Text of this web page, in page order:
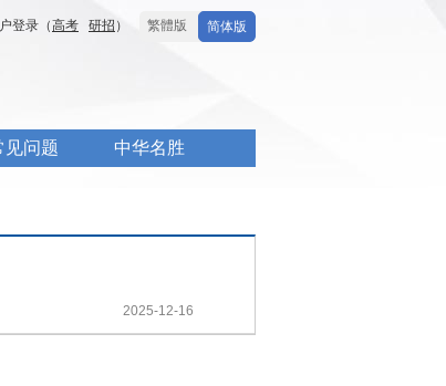
简体版
繁體版
登录（高考 研招 ）
见问题 中华名胜
2025-12-16